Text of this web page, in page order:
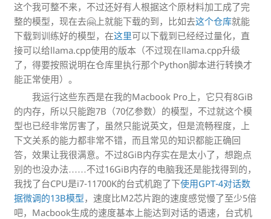
这个我可整不来，不过还好有人根据这个原材料加工成了完
整的模型，现在去🤗上就能下载的到，比如去这个仓库就能
下载到训练好的模型，在这里可以下载到已经经过量化，直
接可以给llama.cpp使用的版本（不过现在llama.cpp升级
了，得要按照说明在仓库里执行那个Python脚本进行转换才
能正常使用）。
我运行这些东西是在我的Macbook Pro上，它只有8GiB
的内存，所以只能跑7B（70亿参数）的模型，不过就这个模
型也已经非常厉害了，虽然只能说英文，但是流畅程度，上
下文关系的能力都非常不错，而且常见的知识都能正确回
答，效果让我很满意。不过8GiB内存实在是太小了，想跑点
别的也没办法……不过16GiB内存的电脑我还是能找得到的，
我找了台CPU是i7-11700K的台式机跑了下使用GPT-4对话数
据微调的13B模型，速度比M2芯片跑的速度感觉慢了至少5倍
吧，Macbook生成的速度基本上能达到对话的语速，台式机